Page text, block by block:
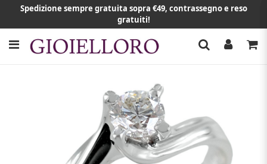
Spedizione sempre gratuita sopra €49, contrassegno e reso
gratuiti!